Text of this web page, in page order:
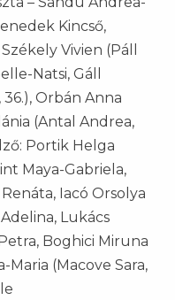
Kincső,
Vivien (Páll
Natsi, Gáll
Orbán Anna
(Antal Andrea,
Portik Helga
Maya-Gabriela,
Iacó Orsolya
Adelina, Lukács
Boghici Miruna
Maria (Macove Sara,